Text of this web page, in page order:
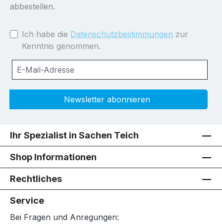
abbestellen.
Ich habe die Datenschutzbestimmungen zur
Kenntnis genommen.
Newsletter abonnieren
Ihr Spezialist in Sachen Teich
Shop Informationen
Rechtliches
Service
Bei Fragen und Anregungen: